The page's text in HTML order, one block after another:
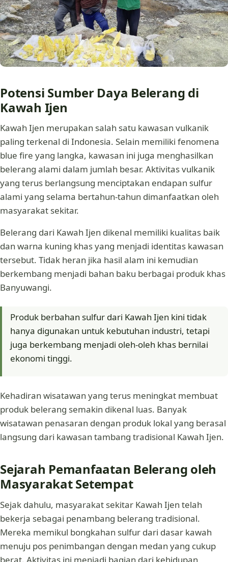
Potensi Sumber Daya Belerang di
Kawah Ijen
Kawah Ijen merupakan salah satu kawasan vulkanik
paling terkenal di Indonesia. Selain memiliki fenomena
blue fire yang langka, kawasan ini juga menghasilkan
belerang alami dalam jumlah besar. Aktivitas vulkanik
yang terus berlangsung menciptakan endapan sulfur
alami yang selama bertahun-tahun dimanfaatkan oleh
masyarakat sekitar.
Belerang dari Kawah Ijen dikenal memiliki kualitas baik
dan warna kuning khas yang menjadi identitas kawasan
tersebut. Tidak heran jika hasil alam ini kemudian
berkembang menjadi bahan baku berbagai produk khas
Banyuwangi.
Produk berbahan sulfur dari Kawah Ijen kini tidak
hanya digunakan untuk kebutuhan industri, tetapi
juga berkembang menjadi oleh-oleh khas bernilai
ekonomi tinggi.
Kehadiran wisatawan yang terus meningkat membuat
produk belerang semakin dikenal luas. Banyak
wisatawan penasaran dengan produk lokal yang berasal
langsung dari kawasan tambang tradisional Kawah Ijen.
Sejarah Pemanfaatan Belerang oleh
Masyarakat Setempat
Sejak dahulu, masyarakat sekitar Kawah Ijen telah
bekerja sebagai penambang belerang tradisional.
Mereka memikul bongkahan sulfur dari dasar kawah
menuju pos penimbangan dengan medan yang cukup